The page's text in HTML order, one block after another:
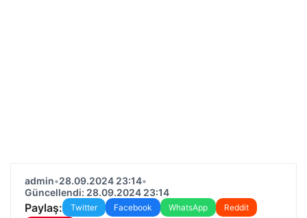
admin•28.09.2024 23:14•
Güncellendi: 28.09.2024 23:14
Paylaş: Twitter Facebook WhatsApp
Reddit